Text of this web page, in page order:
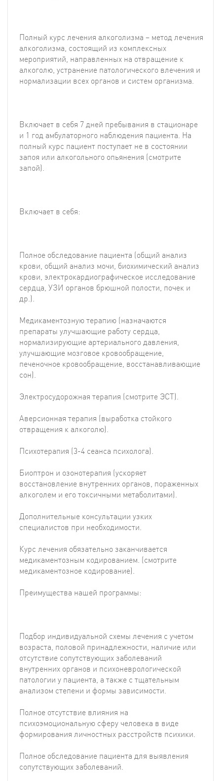
Полный курс лечения алкоголизма – метод лечения
алкоголизма, состоящий из комплексных
мероприятий, направленных на отвращение к
алкоголю, устранение патологического влечения и
нормализации всех органов и систем организма.
Включает в себя 7 дней пребывания в стационаре
и 1 год амбулаторного наблюдения пациента. На
полный курс пациент поступает не в состоянии
запоя или алкогольного опьянения (смотрите
запой).
Включает в себя:
Полное обследование пациента (общий анализ
крови, общий анализ мочи, биохимический анализ
крови, электрокардиографическое исследование
сердца, УЗИ органов брюшной полости, почек и
др.).
Медикаментозную терапию (назначаются
препараты улучшающие работу сердца,
нормализирующие артериального давления,
улучшающие мозговое кровообращение,
печеночное кровообращение, восстанавливающие
сон).
Электросудорожная терапия (смотрите ЭСТ).
Аверсионная терапия (выработка стойкого
отвращения к алкоголю).
Психотерапия (3-4 сеанса психолога).
Биоптрон и озонотерапия (ускоряет
восстановление внутренних органов, пораженных
алкоголем и его токсичными метаболитами).
Дополнительные консультации узких
специалистов при необходимости.
Курс лечения обязательно заканчивается
медикаментозным кодированием. (смотрите
медикаментозное кодирование).
Преимущества нашей программы:
Подбор индивидуальной схемы лечения с учетом
возраста, половой принадлежности, наличие или
отсутствие сопутствующих заболеваний
внутренних органов и психоневрологической
патологии у пациента, а также с тщательным
анализом степени и формы зависимости.
Полное отсутствие влияния на
психоэмоциональную сферу человека в виде
формирования личностных расстройств психики.
Полное обследование пациента для выявления
сопутствующих заболеваний.